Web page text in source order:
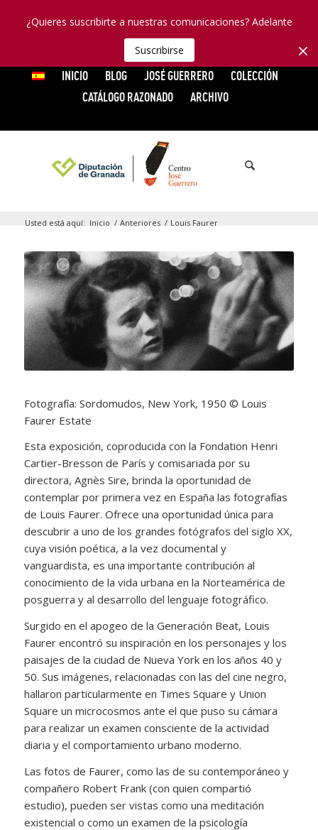
¿Quieres suscribirte a nuestras comunicaciones? Adelante
Suscribirse
INICIO BLOG JOSÉ GUERRERO
COLECCIÓN
CATÁLOGO RAZONADO
ARCHIVO
Usted está aquí: Inicio / Anteriores / Louis Faurer
Fotografía: Sordomudos, New York, 1950 © Louis
Faurer Estate
Esta exposición, coproducida con la Fondation Henri
Cartier-Bresson de París y comisariada por su
directora, Agnès Sire, brinda la oportunidad de
contemplar por primera vez en España las fotografías
de Louis Faurer. Ofrece una oportunidad única para
descubrir a uno de los grandes fotógrafos del siglo XX,
cuya visión poética, a la vez documental y
vanguardista, es una importante contribución al
conocimiento de la vida urbana en la Norteamérica de
posguerra y al desarrollo del lenguaje fotográfico.
Surgido en el apogeo de la Generación Beat, Louis
Faurer encontró su inspiración en los personajes y los
paisajes de la ciudad de Nueva York en los años 40 y
50. Sus imágenes, relacionadas con las del cine negro,
hallaron particularmente en Times Square y Union
Square un microcosmos ante el que puso su cámara
para realizar un examen consciente de la actividad
diaria y el comportamiento urbano moderno.
Las fotos de Faurer, como las de su contemporáneo y
compañero Robert Frank (con quien compartió
estudio), pueden ser vistas como una meditación
existencial o como un examen de la psicología